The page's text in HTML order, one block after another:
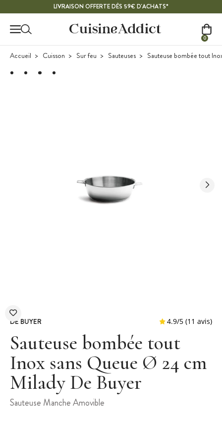
LIVRAISON OFFERTE DÈS 59€ D'ACHATS*
0
Accueil Cuisson Sur feu Sauteuses Sauteuse bombée tout
DE BUYER
Sauteuse bombée tout
Inox sans Queue Ø 24 cm
Milady De Buyer
Sauteuse Manche Amovible